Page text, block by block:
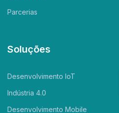
Parcerias
Soluções
Desenvolvimento IoT
Indústria 4.0
Desenvolvimento Mobile